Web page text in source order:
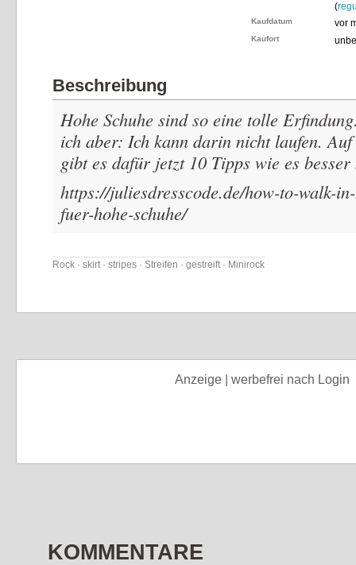
(
Kaufdatum vor
Kaufort
Beschreibung
Hohe Schuhe sind so eine tolle
ich aber: Ich kann darin nicht laufen.
gibt es dafür jetzt 10 Tipps wie es
https://juliesdresscode.de/how-to-walk-
fuer-hohe-schuhe/
Rock · skirt · stripes · Streifen · gestreift · Minirock
Anzeige | werbefrei nach Login
KOMMENTARE